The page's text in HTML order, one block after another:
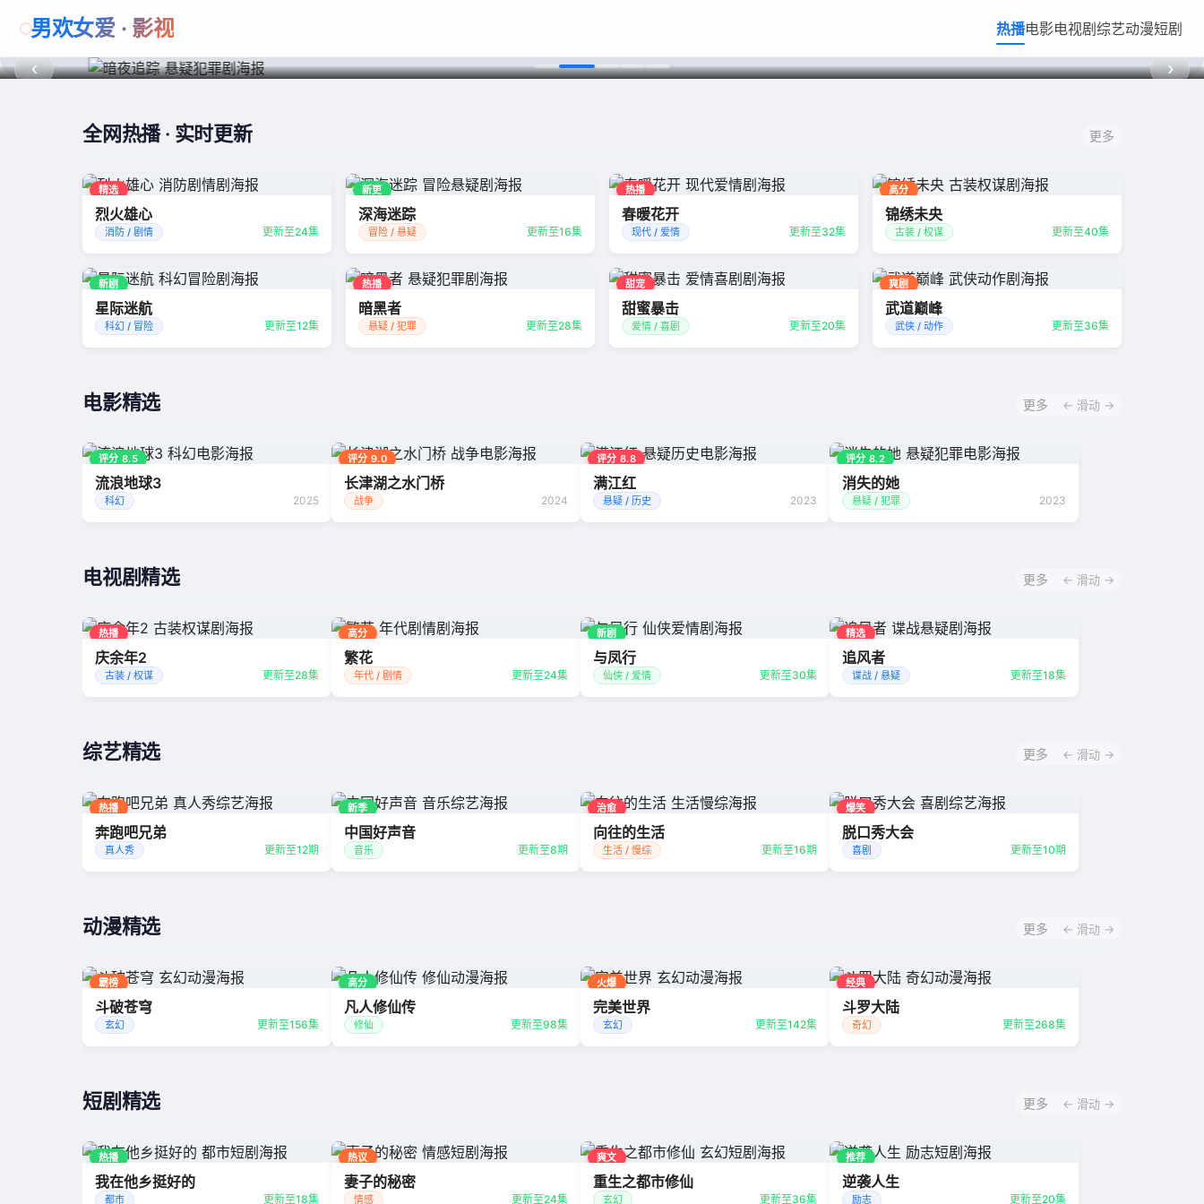
男欢女爱 · 影视 热播电影电视剧综艺动漫短剧
暗夜追踪 热播 悬疑 / 犯罪
‹ ›
全网热播 · 实时更新 更多
精选
烈火雄心
消防 / 剧情 更新至24集
新更
深海迷踪
冒险 / 悬疑 更新至16集
热播
春暖花开
现代 / 爱情 更新至32集
高分
锦绣未央
古装 / 权谋 更新至40集
新剧
星际迷航
科幻 / 冒险 更新至12集
热播
暗黑者
悬疑 / 犯罪 更新至28集
甜宠
甜蜜暴击
爱情 / 喜剧 更新至20集
爽剧
武道巅峰
武侠 / 动作 更新至36集
电影精选 更多 ← 滑动 →
评分 8.5
流浪地球3
科幻 2025
评分 9.0
长津湖之水门桥
战争 2024
评分 8.8
满江红
悬疑 / 历史 2023
评分 8.2
消失的她
悬疑 / 犯罪 2023
电视剧精选 更多 ← 滑动 →
热播
庆余年2
古装 / 权谋 更新至28集
高分
繁花
年代 / 剧情 更新至24集
新剧
与凤行
仙侠 / 爱情 更新至30集
精选
追风者
谍战 / 悬疑 更新至18集
综艺精选 更多 ← 滑动 →
热播
奔跑吧兄弟
真人秀 更新至12期
新季
中国好声音
音乐 更新至8期
治愈
向往的生活
生活 / 慢综 更新至16期
爆笑
脱口秀大会
喜剧 更新至10期
动漫精选 更多 ← 滑动 →
霸榜
斗破苍穹
玄幻 更新至156集
高分
凡人修仙传
修仙 更新至98集
火爆
完美世界
玄幻 更新至142集
经典
斗罗大陆
奇幻 更新至268集
短剧精选 更多 ← 滑动 →
热播
我在他乡挺好的
都市 更新至18集
热议
妻子的秘密
情感 更新至24集
爽文
重生之都市修仙
玄幻 更新至36集
推荐
逆袭人生
励志 更新至20集